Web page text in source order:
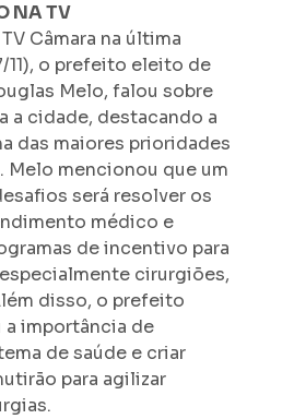
NA TV
Câmara na última
o prefeito eleito de
Melo, falou sobre
a cidade, destacando a
das maiores prioridades
Melo mencionou que um
será resolver os
médico e
de incentivo para
cirurgiões,
disso, o prefeito
importância de
de saúde e criar
para agilizar